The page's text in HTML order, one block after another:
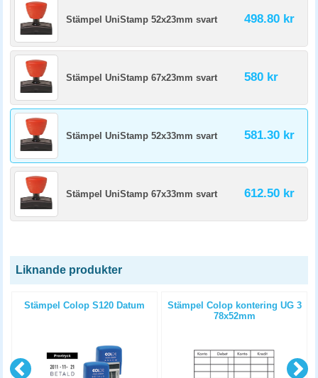
Stämpel UniStamp 52x23mm svart 498.80 kr
Stämpel UniStamp 67x23mm svart 580 kr
Stämpel UniStamp 52x33mm svart 581.30 kr
Stämpel UniStamp 67x33mm svart 612.50 kr
Liknande produkter
Stämpel Colop S120 Datum
Stämpel Colop kontering UG 3
78x52mm